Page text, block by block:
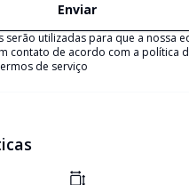
Enviar
serão utilizadas para que a nossa
contato de acordo com a política
de serviço